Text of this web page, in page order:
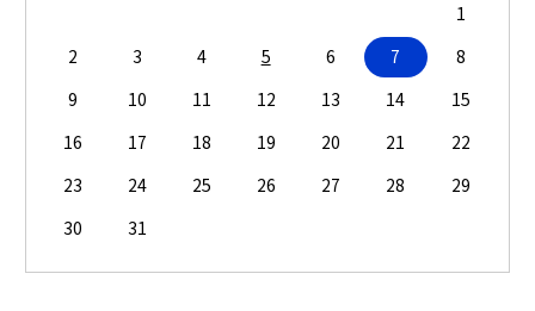
1
2
3 4 5 6 7
8
9
10 11 12 13 14
15
16
17 18 19 20 21
22
23
24 25 26 27 28
29
30
31